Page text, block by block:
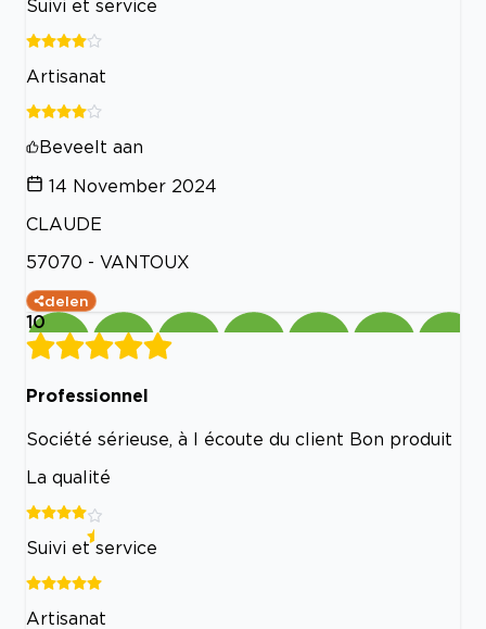
Suivi et service
Artisanat
Beveelt aan
14 November 2024
CLAUDE
57070 - VANTOUX
delen
10
Professionnel
Société sérieuse, à l écoute du client Bon produit
La qualité
Suivi et service
Artisanat